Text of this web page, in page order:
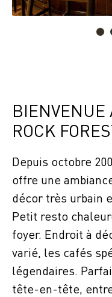
BIENVENUE
ROCK
Depuis octobre
offre une
décor très urbain
Petit resto
foyer. Endroit à
varié, les cafés
légendaires.
tête-en-tête,